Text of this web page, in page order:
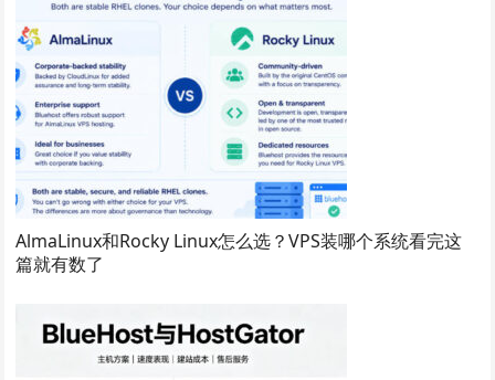
AlmaLinux和Rocky Linux怎么选？VPS装哪个系统看完这
篇就有数了